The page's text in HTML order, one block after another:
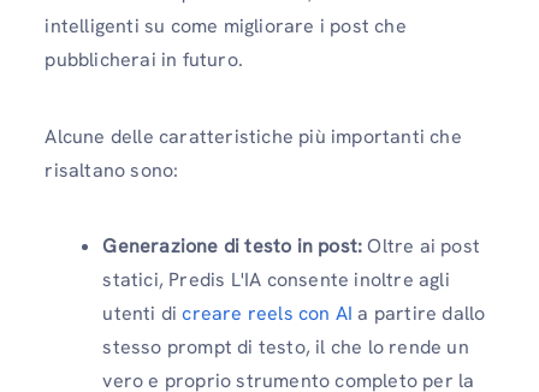
intelligenti su come migliorare i post che
pubblicherai in futuro.
Alcune delle caratteristiche più importanti che
risaltano sono:
Generazione di testo in post:Oltre ai post
statici, Predis L'IA consente inoltre agli
utenti dicreare reels con AI a partire dallo
stesso prompt di testo, il che lo rende un
vero e proprio strumento completo per la